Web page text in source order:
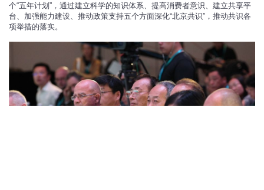
个“五年计划”，通过建立科学的知识体系、提高消费者意识、建立共享平
台、加强能力建设、推动政策支持五个方面深化“北京共识”，推动共识各
项举措的落实。